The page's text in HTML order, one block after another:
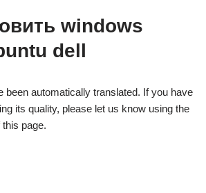
windows
dell
been automatically translated. If you have
its quality, please let us know using the
page.